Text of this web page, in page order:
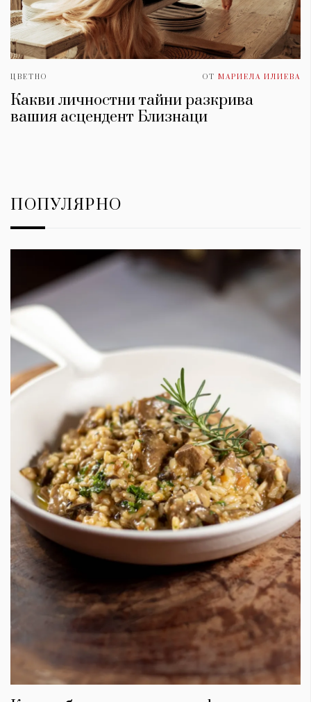
ЦВЕТНО ОТ МАРИЕЛА ИЛИЕВА
Какви личностни тайни разкрива
вашия асцендент Близнаци
ПОПУЛЯРНО